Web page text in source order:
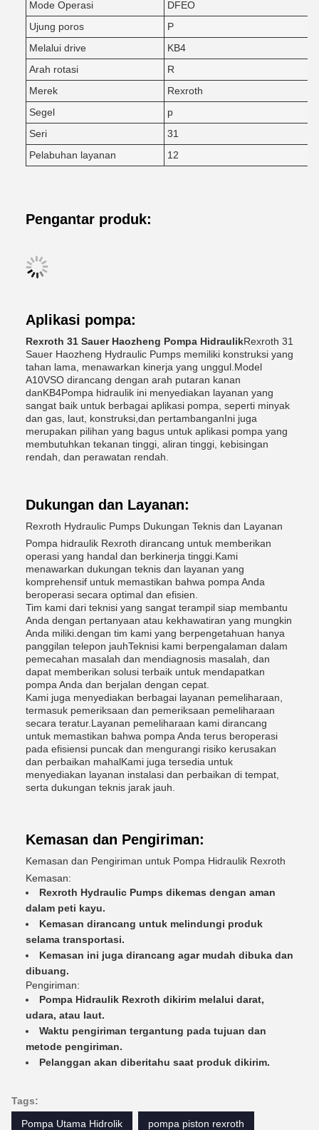
Mode Operasi
DFEO
Ujung poros
P
Melalui drive
KB4
Arah rotasi
R
Merek
Rexroth
Segel
p
Seri
31
Pelabuhan layanan
12
Pengantar produk:
Aplikasi pompa:
Rexroth 31 Sauer Haozheng Pompa HidraulikRexroth 31
Sauer Haozheng Hydraulic Pumps memiliki konstruksi yang
tahan lama, menawarkan kinerja yang unggul.Model
A10VSO dirancang dengan arah putaran kanan
danKB4Pompa hidraulik ini menyediakan layanan yang
sangat baik untuk berbagai aplikasi pompa, seperti minyak
dan gas, laut, konstruksi,dan pertambanganIni juga
merupakan pilihan yang bagus untuk aplikasi pompa yang
membutuhkan tekanan tinggi, aliran tinggi, kebisingan
rendah, dan perawatan rendah.
Dukungan dan Layanan:
Rexroth Hydraulic Pumps Dukungan Teknis dan Layanan
Pompa hidraulik Rexroth dirancang untuk memberikan
operasi yang handal dan berkinerja tinggi.Kami
menawarkan dukungan teknis dan layanan yang
komprehensif untuk memastikan bahwa pompa Anda
beroperasi secara optimal dan efisien.
Tim kami dari teknisi yang sangat terampil siap membantu
Anda dengan pertanyaan atau kekhawatiran yang mungkin
Anda miliki.dengan tim kami yang berpengetahuan hanya
panggilan telepon jauhTeknisi kami berpengalaman dalam
pemecahan masalah dan mendiagnosis masalah, dan
dapat memberikan solusi terbaik untuk mendapatkan
pompa Anda dan berjalan dengan cepat.
Kami juga menyediakan berbagai layanan pemeliharaan,
termasuk pemeriksaan dan pemeriksaan pemeliharaan
secara teratur.Layanan pemeliharaan kami dirancang
untuk memastikan bahwa pompa Anda terus beroperasi
pada efisiensi puncak dan mengurangi risiko kerusakan
dan perbaikan mahalKami juga tersedia untuk
menyediakan layanan instalasi dan perbaikan di tempat,
serta dukungan teknis jarak jauh.
Kemasan dan Pengiriman:
Kemasan dan Pengiriman untuk Pompa Hidraulik Rexroth
Kemasan:
Rexroth Hydraulic Pumps dikemas dengan aman
dalam peti kayu.
Kemasan dirancang untuk melindungi produk
selama transportasi.
Kemasan ini juga dirancang agar mudah dibuka dan
dibuang.
Pengiriman:
Pompa Hidraulik Rexroth dikirim melalui darat,
udara, atau laut.
Waktu pengiriman tergantung pada tujuan dan
metode pengiriman.
Pelanggan akan diberitahu saat produk dikirim.
Tags:
Pompa Utama Hidrolik
pompa piston rexroth